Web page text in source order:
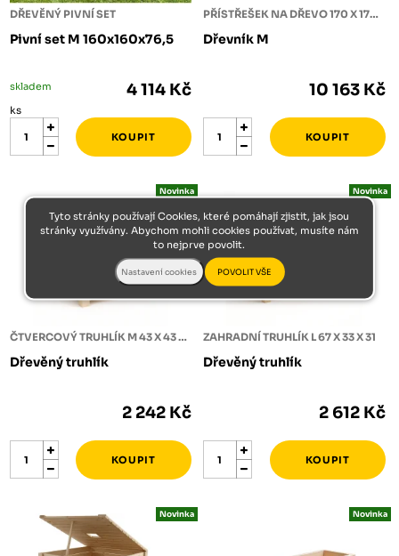
DŘEVĚNÝ PIVNÍ SET
Pivní set M 160x160x76,5
skladem 4 114 Kč
ks
PŘÍSTŘEŠEK NA DŘEVO 170 X 170 X 180
Dřevník M
10 163 Kč
ČTVERCOVÝ TRUHLÍK M 43 X 43 X 38
Dřevěný truhlík
Novinka
2 242 Kč
ZAHRADNÍ TRUHLÍK L 67 X 33 X 31
Dřevěný truhlík
Novinka
2 612 Kč
Novinka Novinka
Tyto stránky používají Cookies, které pomáhají zjistit, jak jsou
stránky využívány. Abychom mohli cookies používat, musíte nám
to nejprve povolit.